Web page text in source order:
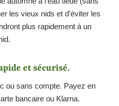
les vieux nids et d'éviter les
plus rapidement à un
et sécurisé.
ou sans compte. Payez en
bancaire ou Klarna.